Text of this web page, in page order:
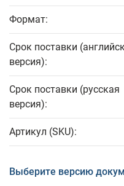
Формат:
Срок поставки
версия):
Срок поставки (русская
версия):
Артикул (SKU):
Выберите версию